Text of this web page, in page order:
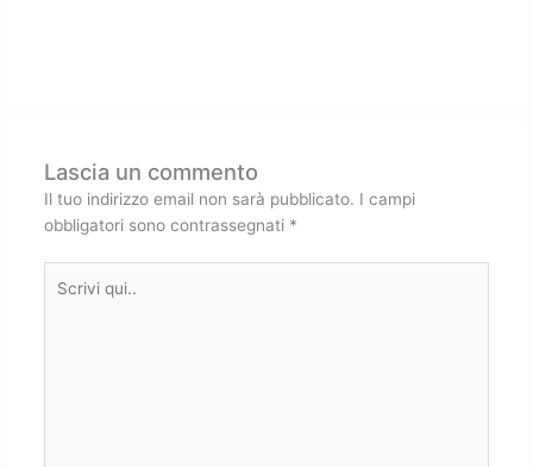
Lascia un commento
Il tuo indirizzo email non sarà pubblicato. I campi
obbligatori sono contrassegnati *
qui..